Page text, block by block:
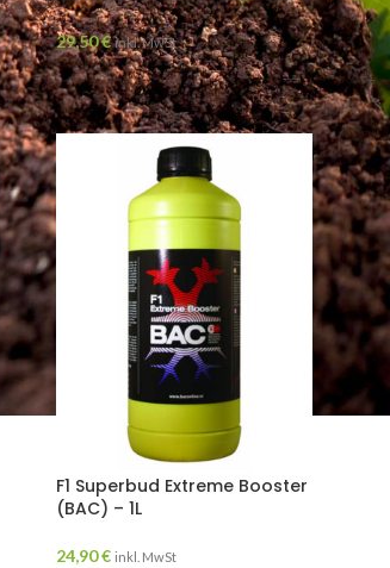
29,50€ inkl. MwSt
F1 Superbud Extreme Booster
(BAC) – 1L
24,90€ inkl. MwSt